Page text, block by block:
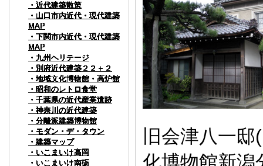
・近代建築散策
・山口市内近代・現代建築
MAP
・下関市内近代・現代建築
MAP
・九州ヘリテージ
・別府近代建築２２＋２
・地域文化博物館・高炉館
・昭和のレトロ食堂
・千葉県の近代産業遺跡
・神奈川の近代建築
・分離派建築博物館
・モダン・デ・タウン
・建築マップ
・いこまいけ高岡
・いこまいけ南砺
・近代建築散策
・山口市内近代・現代建築
MAP
・下関市内近代・現代建築
MAP
・九州ヘリテージ
・別府近代建築２２＋２
・地域文化博物館・高炉館
・昭和のレトロ食堂
・千葉県の近代産業遺跡
・神奈川の近代建築
・分離派建築博物館
・モダン・デ・タウン
・建築マップ
・いこまいけ高岡
・いこまいけ南砺
・近代建築散策
・山口市内近代・現代建築
MAP
・下関市内近代・現代建築
MAP
・九州ヘリテージ
・別府近代建築２２＋２
・地域文化博物館・高炉館
・昭和のレトロ食堂
・千葉県の近代産業遺跡
・神奈川の近代建築
・分離派建築博物館
・モダン・デ・タウン
・建築マップ
・いこまいけ高岡
・いこまいけ南砺
・近代建築散策
・山口市内近代・現代建築
MAP
・下関市内近代・現代建築
MAP
・九州ヘリテージ
・別府近代建築２２＋２
・地域文化博物館・高炉館
・昭和のレトロ食堂
・千葉県の近代産業遺跡
・神奈川の近代建築
・分離派建築博物館
・モダン・デ・タウン
・建築マップ
・いこまいけ高岡
・いこまいけ南砺
・近代建築散策
・山口市内近代・現代建築
MAP
・下関市内近代・現代建築
MAP
・九州ヘリテージ
・別府近代建築２２＋２
・地域文化博物館・高炉館
・昭和のレトロ食堂
・千葉県の近代産業遺跡
・神奈川の近代建築
・分離派建築博物館
・モダン・デ・タウン
・建築マップ
・いこまいけ高岡
・いこまいけ南砺
・近代建築散策
・山口市内近代・現代建築
MAP
・下関市内近代・現代建築
MAP
・九州ヘリテージ
・別府近代建築２２＋２
・地域文化博物館・高炉館
・昭和のレトロ食堂
・千葉県の近代産業遺跡
・神奈川の近代建築
・分離派建築博物館
・モダン・デ・タウン
・建築マップ
・いこまいけ高岡
・いこまいけ南砺
旧会津八一
・近代建築散策
・山口市内近代・現代建築
MAP
・下関市内近代・現代建築
MAP
・九州ヘリテージ
・別府近代建築２２＋２
・地域文化博物館・高炉館
・昭和のレトロ食堂
・千葉県の近代産業遺跡
・神奈川の近代建築
・分離派建築博物館
・モダン・デ・タウン
・建築マップ
・いこまいけ高岡
・いこまいけ南砺
・近代建築散策
・山口市内近代・現代建築
MAP
・下関市内近代・現代建築
MAP
・九州ヘリテージ
・別府近代建築２２＋２
・地域文化博物館・高炉館
・昭和のレトロ食堂
・千葉県の近代産業遺跡
・神奈川の近代建築
・分離派建築博物館
・モダン・デ・タウン
・建築マップ
・いこまいけ高岡
・いこまいけ南砺
・近代建築散策
・山口市内近代・現代建築
MAP
・下関市内近代・現代建築
MAP
・九州ヘリテージ
・別府近代建築２２＋２
・地域文化博物館・高炉館
・昭和のレトロ食堂
・千葉県の近代産業遺跡
・神奈川の近代建築
・分離派建築博物館
・モダン・デ・タウン
・建築マップ
・いこまいけ高岡
・いこまいけ南砺
・近代建築散策
・山口市内近代・現代建築
MAP
・下関市内近代・現代建築
MAP
・九州ヘリテージ
・別府近代建築２２＋２
・地域文化博物館・高炉館
・昭和のレトロ食堂
・千葉県の近代産業遺跡
・神奈川の近代建築
・分離派建築博物館
・モダン・デ・タウン
・建築マップ
・いこまいけ高岡
・いこまいけ南砺